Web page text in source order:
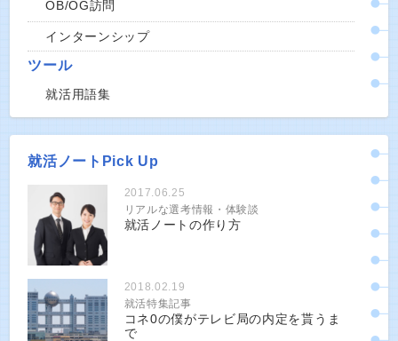
OB/OG訪問
インターンシップ
ツール
就活用語集
就活ノートPick Up
2017.06.25
リアルな選考情報・体験談
就活ノートの作り方
2018.02.19
就活特集記事
コネ0の僕がテレビ局の内定を貰うま
で